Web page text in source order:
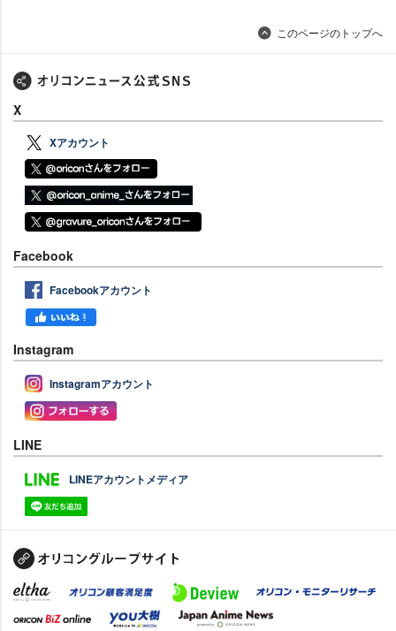
このページのトップへ
X
Xアカウント
Facebook
Facebookアカウント
Instagram
Instagramアカウント
LINE
LINEアカウントメディア